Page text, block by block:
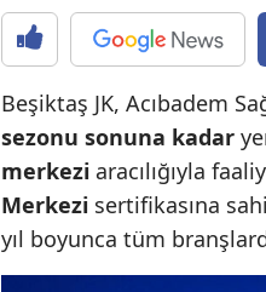
Beşiktaş JK, Acıbadem
sezonu sonuna kadar
merkezi aracılığıyla
Merkezi sertifikasına
yıl boyunca tüm